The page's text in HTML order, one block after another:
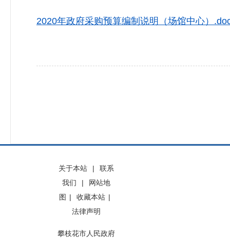
2020年政府采购预算编制说明（场馆中心）
关于本站 |
联系
我们
|
网站地
图 | 收藏本站 |
法律声明
攀枝花市人民政府